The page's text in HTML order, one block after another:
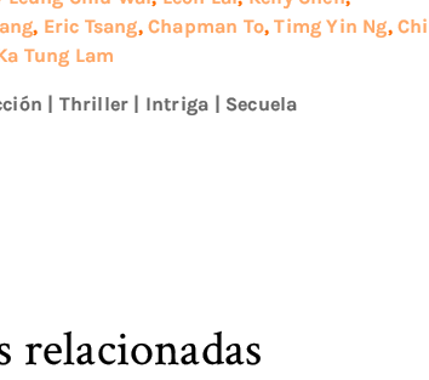
, Eric Tsang,Chapman To,Timg Yin Ng,Chi
Tung Lam
| Thriller | Intriga | Secuela
relacionadas